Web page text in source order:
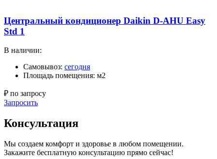
Центральный кондиционер Daikin D-AHU Easy
Std 1
В наличии:
Самовывоз: сегодня
Площадь помещения: м2
₽ по запросу
Запросить
Консультация
Мы создаем комфорт и здоровье в любом помещении.
Закажите бесплатную консультацию прямо сейчас!